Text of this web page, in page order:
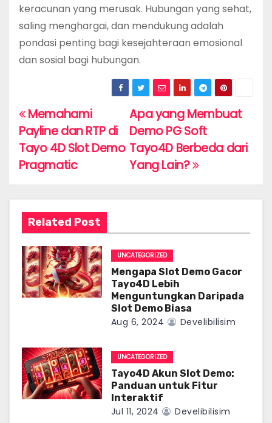
keracunan yang merusak. Hubungan yang sehat,
saling menghargai, dan mendukung adalah
pondasi penting bagi kesejahteraan emosional
dan sosial bagi hubungan.
P
o
s
n
a
v
i
t
i
Apa yang Membuat
Demo PG Soft
Tayo4D Berbeda dari
Yang Lain?
Memahami
Payline dan RTP di
Tayo 4D Slot Demo
Pragmatic
Related Post
UNCATEGORIZED
Mengapa Slot Demo Gacor
Tayo4D Lebih
Menguntungkan Daripada
Slot Demo Biasa
Aug 6, 2024 Develibilisim
UNCATEGORIZED
Tayo4D Akun Slot Demo:
Panduan untuk Fitur
Interaktif
Jul 11, 2024 Develibilisim